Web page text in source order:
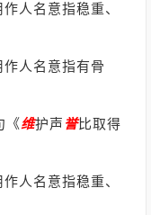
作人名意指稳重、
作人名意指有骨
《维护声 誉比取得
作人名意指稳重、